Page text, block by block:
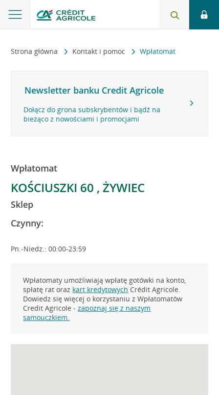
Strona główna Kontakt i pomoc Wpłatomat
Newsletter banku Credit Agricole
Dołącz do grona subskrybentów i bądź na
bieżąco z nowościami i promocjami
Wpłatomat
KOŚCIUSZKI 60 , ŻYWIEC
Sklep
Czynny:
Pn.-Niedz.: 00:00-23:59
Wpłatomaty umożliwiają wpłatę gotówki na konto,
spłatę rat oraz kart kredytowych Crédit Agricole.
Dowiedz się więcej o korzystaniu z Wpłatomatów
Credit Agricole -zapoznaj się z naszym
samouczkiem.